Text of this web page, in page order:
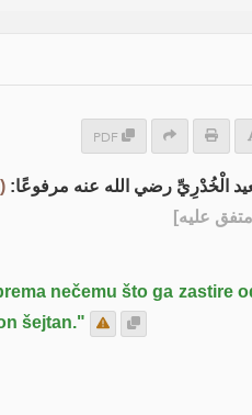
PDF
الْخُدْرِيِّ رضي الله عنه مرفوعًا:
عليه]
nečemu što ga zastire
šejtan."